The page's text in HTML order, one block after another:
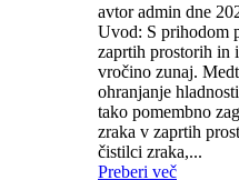
avtor admin dne
Uvod: S prihodom
zaprtih prostorih in
vročino zunaj.
ohranjanje
tako pomembno
zraka v zaprtih
čistilci zraka,...
Preberi več